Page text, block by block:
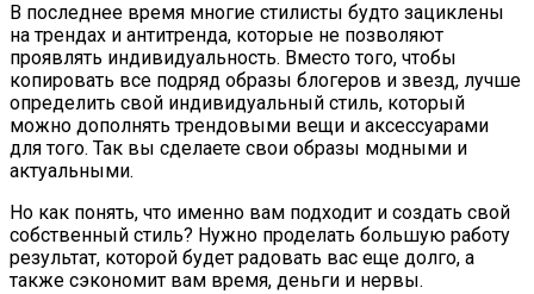
В последнее время многие стилисты будто зациклены
на трендах и антитренда, которые не позволяют
проявлять индивидуальность. Вместо того, чтобы
копировать все подряд образы блогеров и звезд, лучше
определить свой индивидуальный стиль, который
можно дополнять трендовыми вещи и аксессуарами
для того. Так вы сделаете свои образы модными и
актуальными.
Но как понять, что именно вам подходит и создать свой
собственный стиль? Нужно проделать большую работу
результат, которой будет радовать вас еще долго, а
также сэкономит вам время, деньги и нервы.